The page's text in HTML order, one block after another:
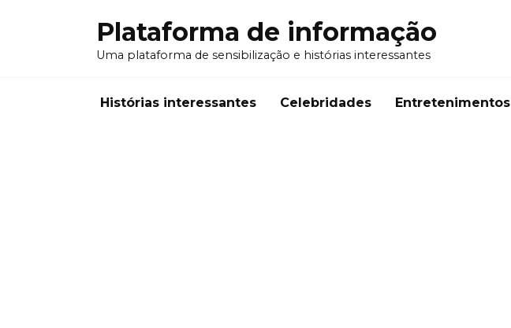
Plataforma de informação
Uma plataforma de sensibilização e histórias interessantes
Histórias interessantes Celebridades Entretenimentos